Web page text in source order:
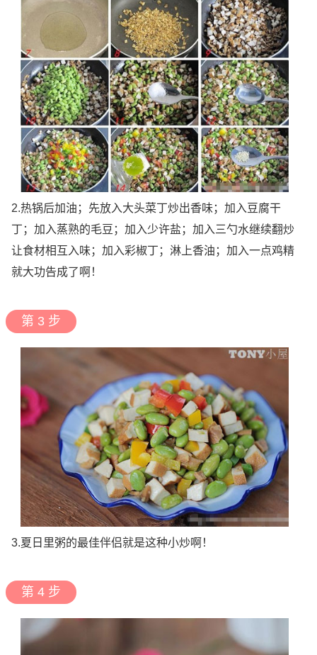
2.热锅后加油；先放入大头菜丁炒出香味；加入豆腐干
丁；加入蒸熟的毛豆；加入少许盐；加入三勺水继续翻炒
让食材相互入味；加入彩椒丁；淋上香油；加入一点鸡精
就大功告成了啊！
第 3 步
3.夏日里粥的最佳伴侣就是这种小炒啊！
第 4 步